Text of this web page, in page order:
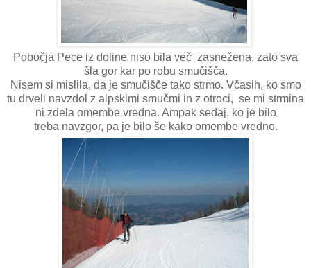
Pobočja Pece iz doline niso bila več zasnežena, zato sva
šla gor kar po robu smučišča.
Nisem si mislila, da je smučišče tako strmo. Včasih, ko smo
tu drveli navzdol z alpskimi smučmi in z otroci, se mi strmina
ni zdela omembe vredna. Ampak sedaj, ko je bilo
treba navzgor, pa je bilo še kako omembe vredno.